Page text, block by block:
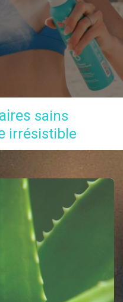
sains
irrésistible